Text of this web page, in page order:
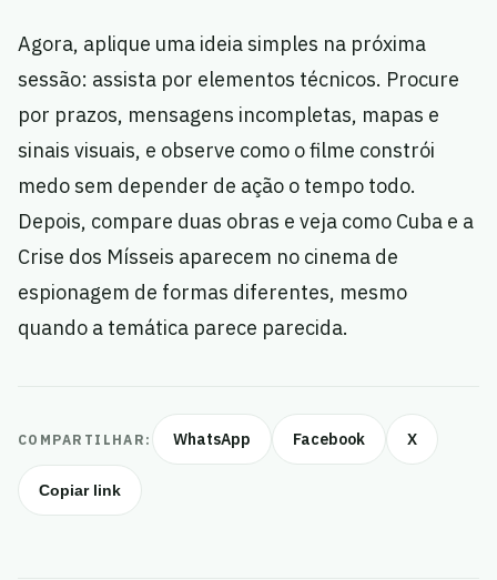
Agora, aplique uma ideia simples na próxima
sessão: assista por elementos técnicos. Procure
por prazos, mensagens incompletas, mapas e
sinais visuais, e observe como o filme constrói
medo sem depender de ação o tempo todo.
Depois, compare duas obras e veja como Cuba e a
Crise dos Mísseis aparecem no cinema de
espionagem de formas diferentes, mesmo
quando a temática parece parecida.
COMPARTILHAR: WhatsApp Facebook X
Copiar link